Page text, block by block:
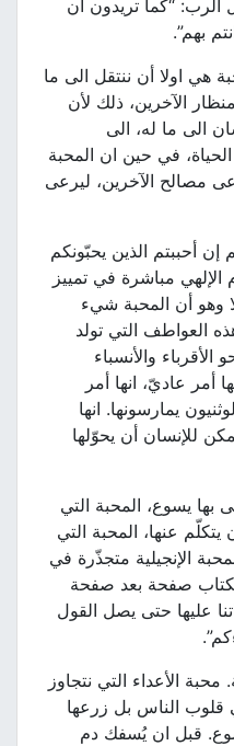
“كما تريدون أن
بهم”.
هي اولا أن ننتقل الى ما
الآخرين، ذلك لأن
الى ما له، الى
في حين ان المحبة
مصالح الآخرين، ليرعى
أحببتم الذين يحبّونكم
الإلهي مباشرة في تمييز
أن المحبة شيء
العواطف التي تولد
والأنسباء
أمر عاديّ، انها أمر
يمارسونها. انها
للإنسان أن يحوّلها
بها يسوع، المحبة التي
عنها، المحبة التي
الإنجيلية متجذّرة في
صفحة بعد صفحة
عليها حتى يصل القول
الأعداء التي نتجاوز
قلوب الناس بل زرعها
قبل ان يُسفك دم